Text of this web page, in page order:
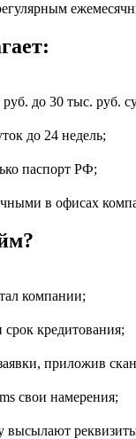
до 30 тыс. руб.
до 24 недель;
паспорт РФ;
в офисах
компании;
кредитования;
приложив
свои намерения;
высылают